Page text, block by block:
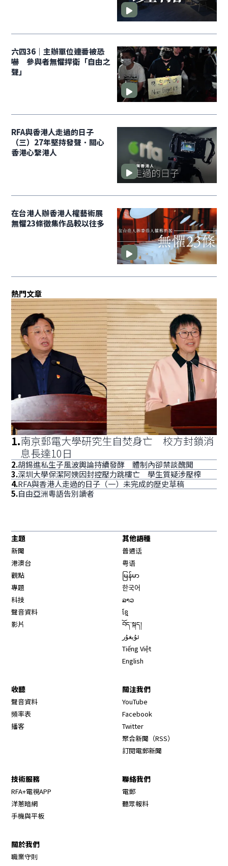
六四36｜主辦單位連番被恐
嚇 參與者無懼捍衛「自由之
聲」
RFA與香港人走過的日子
（三）27年堅持發聲．關心
香港心繫港人
在台港人辦香港人權藝術展
無懼23條徵集作品較以往多
熱門文章
1.南京郵電大學研究生自焚身亡 校方封鎖消
息長達10日
2.胡錫進私生子風波輿論持續發酵 體制內卻禁談醜聞
3.深圳大學保潔阿姨因封控壓力跳樓亡 學生質疑涉壓榨
4.RFA與香港人走過的日子（一）未完成的歷史草稿
5.自由亞洲粵語告別讀者
主題
新聞
港澳台
觀點
專題
科技
聲音資料
影片
其他語種
普通话
粤语
မြန်မာ
한국어
ລາວ
ខ្មែ
བོད་སྐད།
ئۇيغۇر
Tiếng Việt
English
收聽
聲音資料
頻率表
播客
關注我們
YouTube
Facebook
Twitter
聚合新聞（RSS）
訂閱電郵新聞
技術服務
RFA+電視APP
洋蔥暗網
手機與平板
聯絡我們
電郵
聽眾報料
關於我們
職業守則